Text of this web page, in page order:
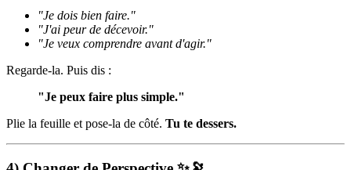
"Je dois bien faire."
"J'ai peur de décevoir."
"Je veux comprendre avant d'agir."
Regarde-la. Puis dis :
"Je peux faire plus simple."
Plie la feuille et pose-la de côté. Tu te dessers.